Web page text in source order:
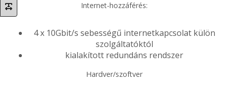
Internet-hozzáférés:
4 x 10Gbit/s sebességű internetkapcsolat külön
szolgáltatóktól
kialakított redundáns rendszer
Hardver/szoftver